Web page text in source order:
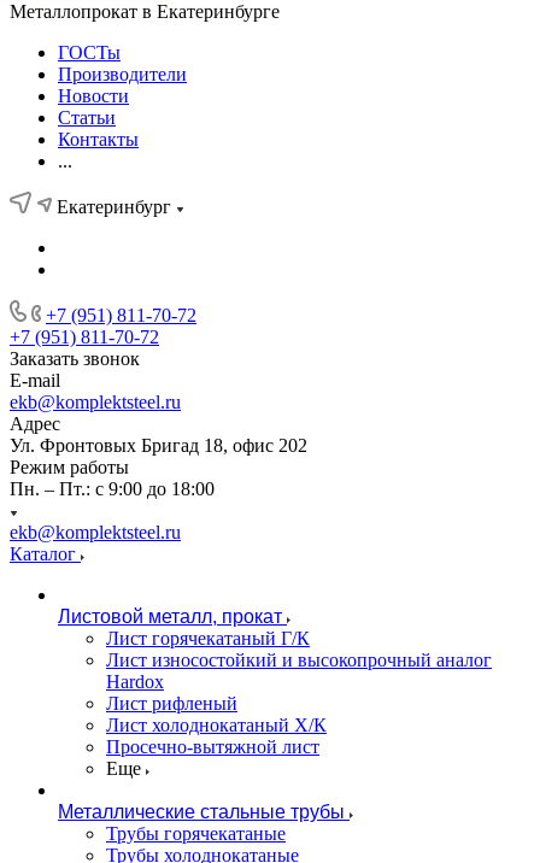
Металлопрокат в Екатеринбурге
ГОСТы
Производители
Новости
Статьи
Контакты
...
Екатеринбург
+7 (951) 811-70-72
+7 (951) 811-70-72
Заказать звонок
E-mail
ekb@komplektsteel.ru
Адрес
Ул. Фронтовых Бригад 18, офис 202
Режим работы
Пн. – Пт.: с 9:00 до 18:00
ekb@komplektsteel.ru
Каталог
Листовой металл, прокат
Лист горячекатаный Г/К
Лист износостойкий и высокопрочный аналог
Hardox
Лист рифленый
Лист холоднокатаный Х/К
Просечно-вытяжной лист
Еще
Металлические стальные трубы
Трубы горячекатаные
Трубы холоднокатаные